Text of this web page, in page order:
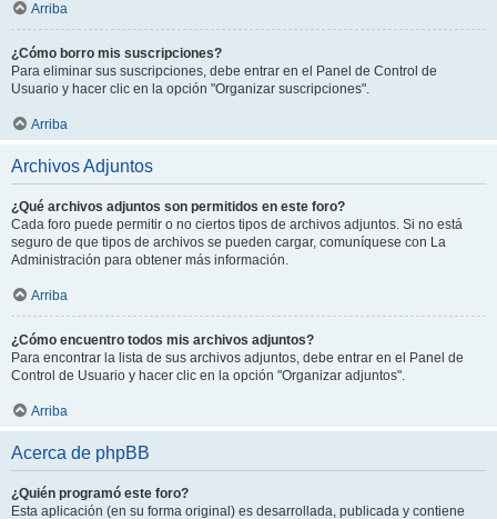
Arriba
¿Cómo borro mis suscripciones?
Para eliminar sus suscripciones, debe entrar en el Panel de Control de
Usuario y hacer clic en la opción "Organizar suscripciones".
Arriba
Archivos Adjuntos
¿Qué archivos adjuntos son permitidos en este foro?
Cada foro puede permitir o no ciertos tipos de archivos adjuntos. Si no está
seguro de que tipos de archivos se pueden cargar, comuníquese con La
Administración para obtener más información.
Arriba
¿Cómo encuentro todos mis archivos adjuntos?
Para encontrar la lista de sus archivos adjuntos, debe entrar en el Panel de
Control de Usuario y hacer clic en la opción "Organizar adjuntos".
Arriba
Acerca de phpBB
¿Quién programó este foro?
Esta aplicación (en su forma original) es desarrollada, publicada y contiene